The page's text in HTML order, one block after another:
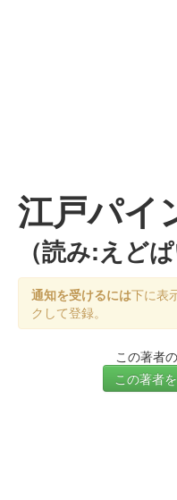
江戸パイ
（読み:えどぱ
通知を受けるには下に表
クして登録。
この著者
この著者